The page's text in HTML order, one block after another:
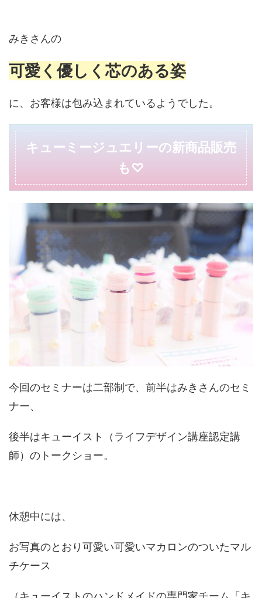
みきさんの
可愛く優しく芯のある姿
に、お客様は包み込まれているようでした。
キューミージュエリーの新商品販売
も♡
今回のセミナーは二部制で、前半はみきさんのセミ
ナー、
後半はキューイスト（ライフデザイン講座認定講
師）のトークショー。
休憩中には、
お写真のとおり可愛い可愛いマカロンのついたマル
チケース